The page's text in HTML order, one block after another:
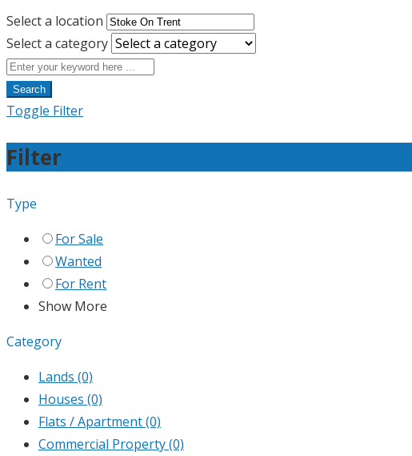
Select a location
Select a category
Search
Toggle Filter
Filter
Type
For Sale
Wanted
For Rent
Show More
Category
Lands (0)
Houses (0)
Flats / Apartment(0)
Commercial Property(0)